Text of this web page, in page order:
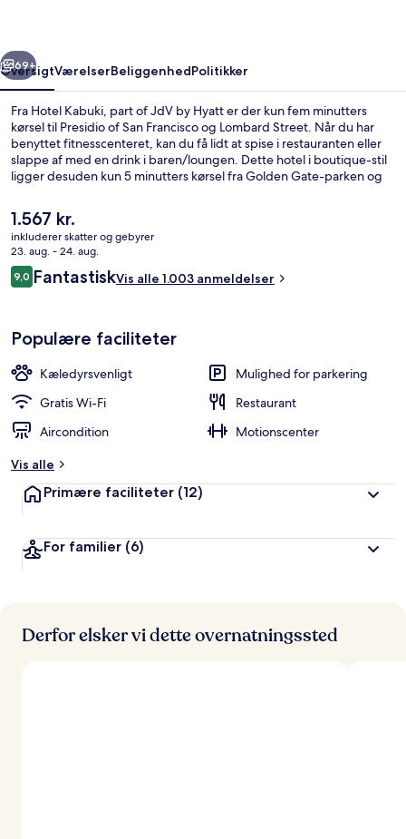
Hyatt
Næste
69+
OversigtVærelserBeliggenhedPolitikker
Fra Hotel Kabuki, part of JdV by Hyatt er der kun fem minutters
kørsel til Presidio of San Francisco og Lombard Street. Når du har
benyttet fitnesscenteret, kan du få lidt at spise i restauranten eller
slappe af med en drink i baren/loungen. Dette hotel i boutique-stil
ligger desuden kun 5 minutters kørsel fra Golden Gate-parken og
hjælpsomme personale og beliggenhed. Offentlig transport ligger
kun en kort gåtur væk: California St & Van Ness Ave
Sporvognsstation ligger 13 minutter væk og California St & Polk St
Sporvognsstation ligger 14 minutter derfra.
Den
nuværende
pris
er
1.567 kr.
1.567 kr.
inkluderer skatter og gebyrer
23. aug. - 24. aug.
Anmeldelser
9,09,0 ud af 10.
FantastiskVis alle 1.003 anmeldelser
Populære faciliteter
Kæledyrsvenligt
Mulighed for parkering
Gratis Wi-Fi
Restaurant
Aircondition
Motionscenter
Vis alle
Primære faciliteter (12)
For familier (6)
Derfor elsker vi dette overnatningssted